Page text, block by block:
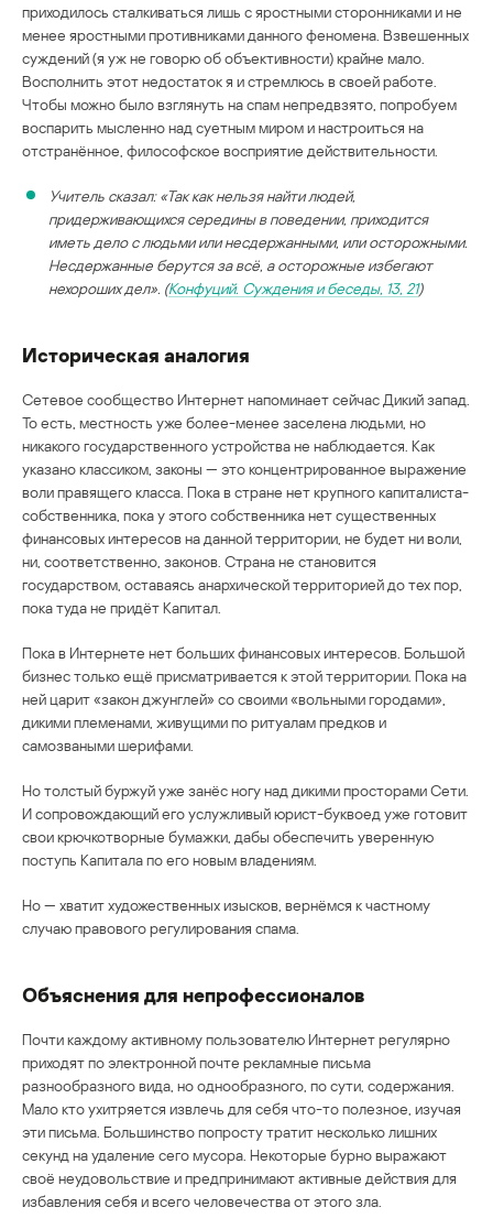
приходилось сталкиваться лишь с яростными сторонниками и не
менее яростными противниками данного феномена. Взвешенных
суждений (я уж не говорю об объективности) крайне мало.
Восполнить этот недостаток я и стремлюсь в своей работе.
Чтобы можно было взглянуть на спам непредвзято, попробуем
воспарить мысленно над суетным миром и настроиться на
отстранённое, философское восприятие действительности.
Учитель сказал: «Так как нельзя найти людей,
придерживающихся середины в поведении, приходится
иметь дело с людьми или несдержанными, или осторожными.
Несдержанные берутся за всё, а осторожные избегают
нехороших дел». (Конфуций. Суждения и беседы, 13, 21)
Историческая аналогия
Сетевое сообщество Интернет напоминает сейчас Дикий запад.
То есть, местность уже более-менее заселена людьми, но
никакого государственного устройства не наблюдается. Как
указано классиком, законы — это концентрированное выражение
воли правящего класса. Пока в стране нет крупного капиталиста-
собственника, пока у этого собственника нет существенных
финансовых интересов на данной территории, не будет ни воли,
ни, соответственно, законов. Страна не становится
государством, оставаясь анархической территорией до тех пор,
пока туда не придёт Капитал.
Пока в Интернете нет больших финансовых интересов. Большой
бизнес только ещё присматривается к этой территории. Пока на
ней царит «закон джунглей» со своими «вольными городами»,
дикими племенами, живущими по ритуалам предков и
самозваными шерифами.
Но толстый буржуй уже занёс ногу над дикими просторами Сети.
И сопровождающий его услужливый юрист-буквоед уже готовит
свои крючкотворные бумажки, дабы обеспечить уверенную
поступь Капитала по его новым владениям.
Но — хватит художественных изысков, вернёмся к частному
случаю правового регулирования спама.
Объяснения для непрофессионалов
Почти каждому активному пользователю Интернет регулярно
приходят по электронной почте рекламные письма
разнообразного вида, но однообразного, по сути, содержания.
Мало кто ухитряется извлечь для себя что-то полезное, изучая
эти письма. Большинство попросту тратит несколько лишних
секунд на удаление сего мусора. Некоторые бурно выражают
своё неудовольствие и предпринимают активные действия для
избавления себя и всего человечества от этого зла.